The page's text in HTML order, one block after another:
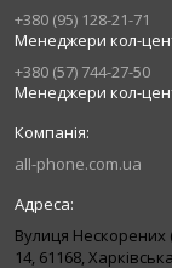
+380 (95) 128-21-71
Менеджери кол-
+380 (57) 744-27-50
Менеджери кол-
all-phone.com.ua
Вулиця Нескорених
14, 61168,